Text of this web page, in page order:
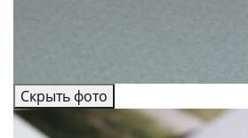
Скрыть фото